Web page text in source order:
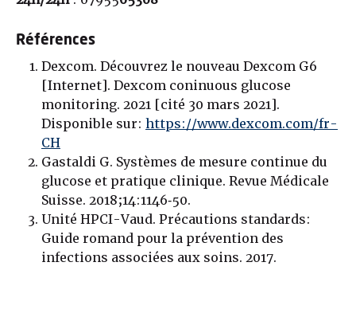
Références
Dexcom. Découvrez le nouveau Dexcom G6
[Internet]. Dexcom coninuous glucose
monitoring. 2021 [cité 30 mars 2021].
Disponible sur: https://www.dexcom.com/fr-
CH
Gastaldi G. Systèmes de mesure continue du
glucose et pratique clinique. Revue Médicale
Suisse. 2018;14:1146‑50.
Unité HPCI-Vaud. Précautions standards:
Guide romand pour la prévention des
infections associées aux soins. 2017.